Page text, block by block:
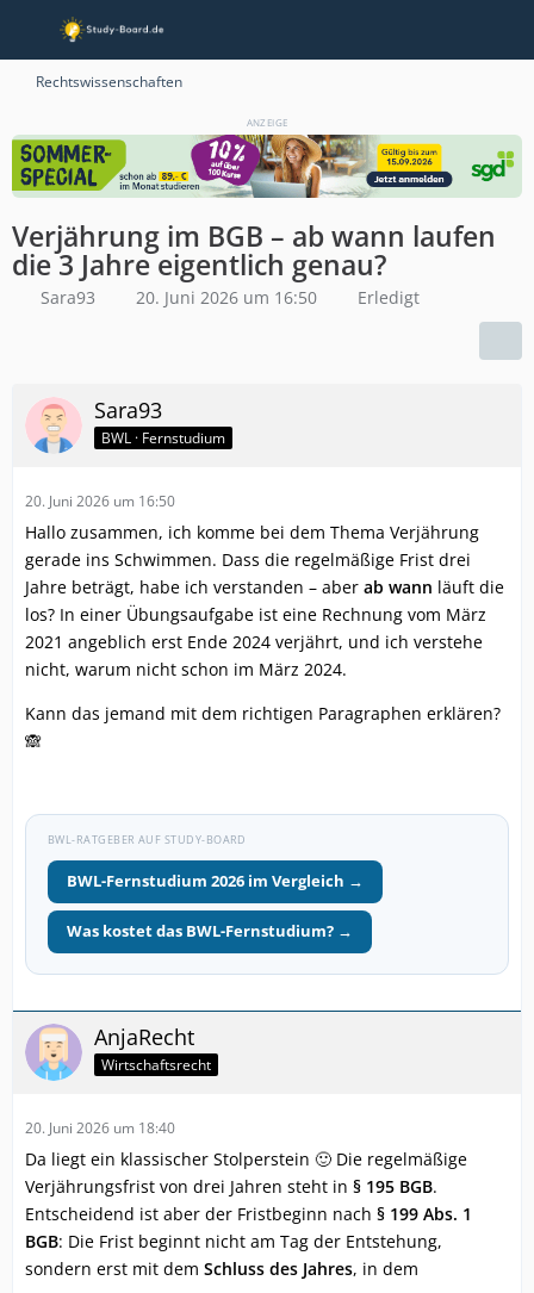
Rechtswissenschaften
ANZEIGE
Verjährung im BGB – ab wann laufen
die 3 Jahre eigentlich genau?
Sara93 20. Juni 2026 um 16:50 Erledigt
Sara93
BWL · Fernstudium
20. Juni 2026 um 16:50
Hallo zusammen, ich komme bei dem Thema Verjährung
gerade ins Schwimmen. Dass die regelmäßige Frist drei
Jahre beträgt, habe ich verstanden – aber ab wann läuft die
los? In einer Übungsaufgabe ist eine Rechnung vom März
2021 angeblich erst Ende 2024 verjährt, und ich verstehe
nicht, warum nicht schon im März 2024.
Kann das jemand mit dem richtigen Paragraphen erklären?
🙈
BWL-RATGEBER AUF STUDY-BOARD
BWL-Fernstudium 2026 im Vergleich →
Was kostet das BWL-Fernstudium? →
AnjaRecht
Wirtschaftsrecht
20. Juni 2026 um 18:40
Da liegt ein klassischer Stolperstein 🙂 Die regelmäßige
Verjährungsfrist von drei Jahren steht in § 195 BGB.
Entscheidend ist aber der Fristbeginn nach § 199 Abs. 1
BGB: Die Frist beginnt nicht am Tag der Entstehung,
sondern erst mit dem Schluss des Jahres, in dem